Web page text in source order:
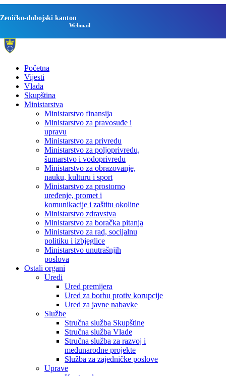
Zeničko-dobojski kanton
Webmail
Početna
Vijesti
Vlada
Skupština
Ministarstva
Ministarstvo finansija
Ministarstvo za pravosuđe i
upravu
Ministarstvo za privredu
Ministarstvo za poljoprivredu,
šumarstvo i vodoprivredu
Ministarstvo za obrazovanje,
nauku, kulturu i sport
Ministarstvo za prostorno
uređenje, promet i
komunikacije i zaštitu okoline
Ministarstvo zdravstva
Ministarstvo za boračka pitanja
Ministarstvo za rad, socijalnu
politiku i izbjeglice
Ministarstvo unutrašnjih
poslova
Ostali organi
Uredi
Ured premijera
Ured za borbu protiv korupcije
Ured za javne nabavke
Službe
Stručna služba Skupštine
Stručna služba Vlade
Stručna služba za razvoj i
međunarodne projekte
Služba za zajedničke poslove
Uprave